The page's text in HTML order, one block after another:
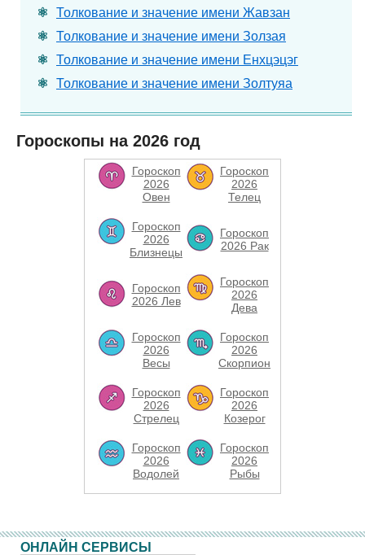
Толкование и значение имени Жавзан
Толкование и значение имени Золзая
Толкование и значение имени Енхцэцэг
Толкование и значение имени Золтуяа
Гороскопы на 2026 год
Гороскоп
2026
Овен
Гороскоп
2026
Телец
Гороскоп
2026
Близнецы
Гороскоп
2026 Рак
Гороскоп
2026 Лев
Гороскоп
2026
Дева
Гороскоп
2026
Весы
Гороскоп
2026
Скорпион
Гороскоп
2026
Стрелец
Гороскоп
2026
Козерог
Гороскоп
2026
Водолей
Гороскоп
2026
Рыбы
ОНЛАЙН СЕРВИСЫ